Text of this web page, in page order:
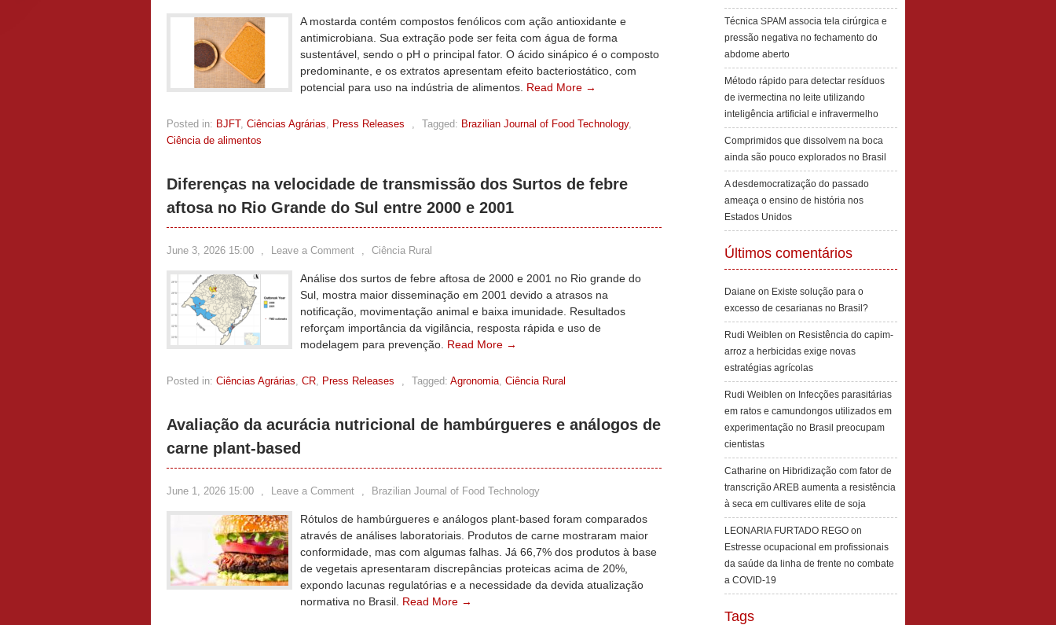
A mostarda contém compostos fenólicos com ação antioxidante e
antimicrobiana. Sua extração pode ser feita com água de forma
sustentável, sendo o pH o principal fator. O ácido sinápico é o composto
predominante, e os extratos apresentam efeito bacteriostático, com
potencial para uso na indústria de alimentos. Read More →
Posted in: BJFT, Ciências Agrárias, Press Releases , Tagged: Brazilian Journal of Food Technology,
Ciência de alimentos
Diferenças na velocidade de transmissão dos Surtos de febre
aftosa no Rio Grande do Sul entre 2000 e 2001
June 3, 2026 15:00 , Leave a Comment , Ciência Rural
Análise dos surtos de febre aftosa de 2000 e 2001 no Rio grande do
Sul, mostra maior disseminação em 2001 devido a atrasos na
notificação, movimentação animal e baixa imunidade. Resultados
reforçam importância da vigilância, resposta rápida e uso de
modelagem para prevenção. Read More →
Posted in: Ciências Agrárias, CR, Press Releases , Tagged: Agronomia, Ciência Rural
Avaliação da acurácia nutricional de hambúrgueres e análogos de
carne plant-based
June 1, 2026 15:00 , Leave a Comment , Brazilian Journal of Food Technology
Rótulos de hambúrgueres e análogos plant-based foram comparados
através de análises laboratoriais. Produtos de carne mostraram maior
conformidade, mas com algumas falhas. Já 66,7% dos produtos à base
de vegetais apresentaram discrepâncias proteicas acima de 20%,
expondo lacunas regulatórias e a necessidade da devida atualização
normativa no Brasil. Read More →
Técnica SPAM associa tela cirúrgica e
pressão negativa no fechamento do
abdome aberto
Método rápido para detectar resíduos
de ivermectina no leite utilizando
inteligência artificial e infravermelho
Comprimidos que dissolvem na boca
ainda são pouco explorados no Brasil
A desdemocratização do passado
ameaça o ensino de história nos
Estados Unidos
Últimos comentários
Daiane on Existe solução para o
excesso de cesarianas no Brasil?
Rudi Weiblen on Resistência do capim-
arroz a herbicidas exige novas
estratégias agrícolas
Rudi Weiblen on Infecções parasitárias
em ratos e camundongos utilizados em
experimentação no Brasil preocupam
cientistas
Catharine on Hibridização com fator de
transcrição AREB aumenta a resistência
à seca em cultivares elite de soja
LEONARIA FURTADO REGO on
Estresse ocupacional em profissionais
da saúde da linha de frente no combate
a COVID-19
Tags